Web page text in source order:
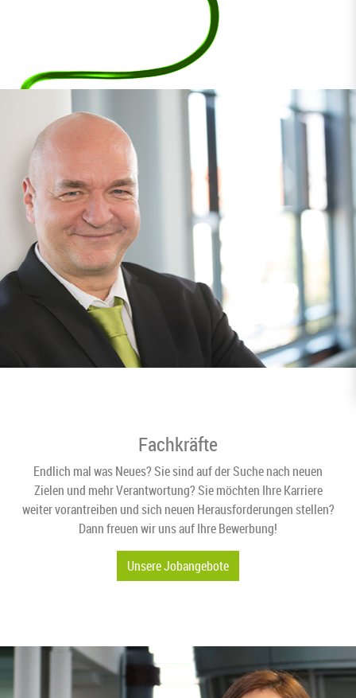
Fachkräfte
Endlich mal was Neues? Sie sind auf der Suche nach neuen
Zielen und mehr Verantwortung? Sie möchten Ihre Karriere
weiter vorantreiben und sich neuen Herausforderungen stellen?
Dann freuen wir uns auf Ihre Bewerbung!
Unsere Jobangebote